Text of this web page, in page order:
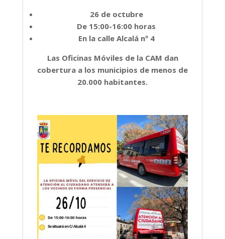
26 de octubre
De 15:00-16:00 horas
En la calle Alcalá nº 4
Las Oficinas Móviles de la CAM dan
cobertura a los municipios de menos de
20.000 habitantes.